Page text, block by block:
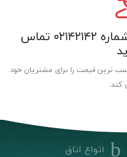
۰۲۱۴۲۱۴۲ تماس
ترین قیمت را برای مشتریان خود
کند.
انواع اتاق